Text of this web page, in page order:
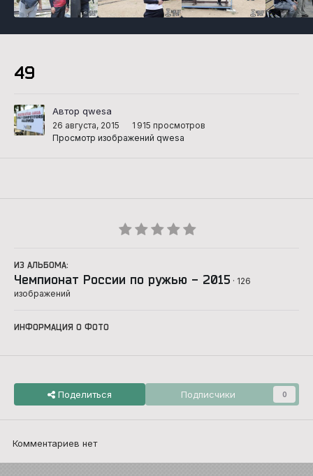
49
Автор qwesa
26 августа, 2015
1 915 просмотров
Просмотр изображений qwesa
ИЗ АЛЬБОМА:
Чемпионат России по ружью - 2015 · 126
изображений
ИНФОРМАЦИЯ О ФОТО
Поделиться Подписчики 0
Комментариев нет